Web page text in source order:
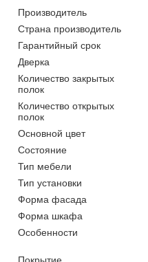
Производитель
Страна производитель
Гарантийный срок
Дверка
Количество закрытых
полок
Количество открытых
полок
Основной цвет
Состояние
Тип мебели
Тип установки
Форма фасада
Форма шкафа
Особенности
Покрытие